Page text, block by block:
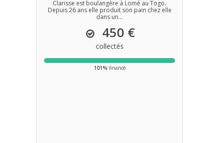
Clarisse est boulangère à Lomé au Togo.
Depuis 26 ans elle produit son pain chez elle
dans un...
450 €
collectés
101% financé